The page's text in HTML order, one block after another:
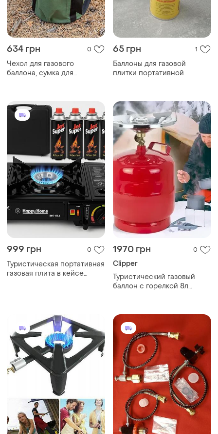
634 грн 0
Чехол для газового
баллона, сумка для
fisher
65 грн 1
Баллоны для газовой
плитки портативной
999 грн 0
Туристическая портативная
газовая плита в кейсе
1970 грн 0
Clipper
Туристический газовый
баллон с горелкой 8л